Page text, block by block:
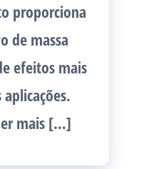
proporciona
de massa
efeitos mais
mais […]